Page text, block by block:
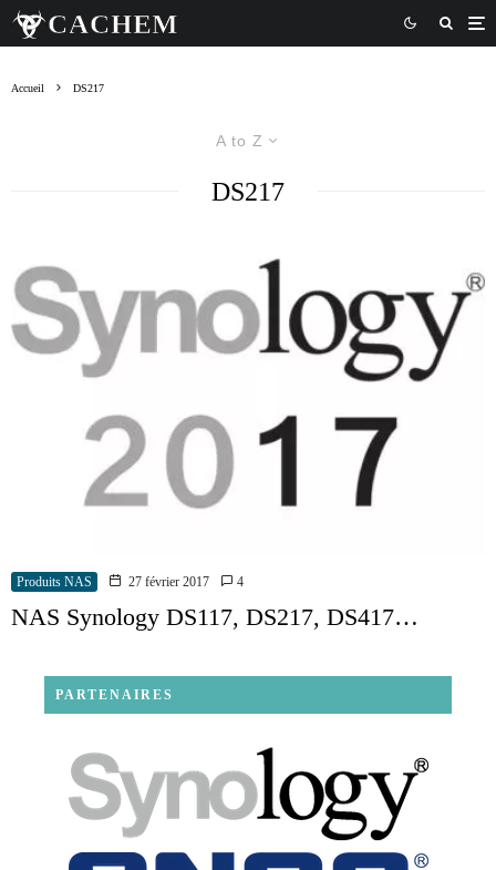
Accueil DS217
A to Z
DS217
Produits NAS 27 février 2017 4
NAS Synology DS117, DS217, DS417…
PARTENAIRES